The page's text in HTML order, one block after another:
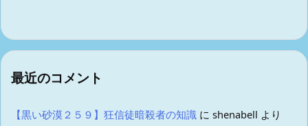
最近のコメント
【黒い砂漠２５９】狂信徒暗殺者の知識 に shenabell より